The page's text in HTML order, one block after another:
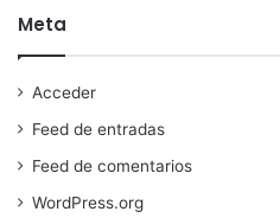
Meta
Acceder
Feed de entradas
Feed de comentarios
WordPress.org